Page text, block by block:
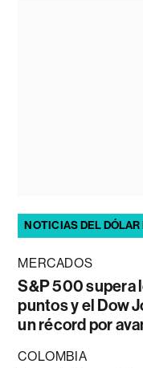
NOTICIAS DEL DÓLAR
MERCADOS
S&P 500 supera
puntos y el Dow
un récord por
COLOMBIA